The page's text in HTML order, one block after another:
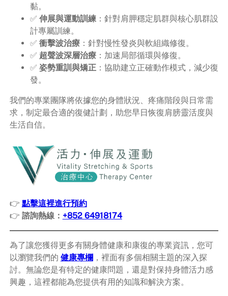
黏。
✅ 伸展與運動訓練：針對肩胛穩定肌群與核心肌群設
計專屬訓練。
✅ 衝擊波治療：針對慢性發炎與軟組織修復。
✅ 超聲波深層治療：加速局部循環與修復。
✅ 姿勢重訓與矯正：協助建立正確動作模式，減少復
發。
我們的專業團隊將依據您的身體狀況、疼痛階段與日常需
求，制定最合適的復健計劃，助您早日恢復肩膀靈活度與
生活自信。
👉 點擊這裡進行預約
👉 諮詢熱線： +852 64918174
為了讓您獲得更多有關身體健康和康復的專業資訊，您可
以瀏覽我們的 健康專欄 ，裡面有多個相關主題的深入探
討。無論您是有特定的健康問題，還是對保持身體活力感
興趣，這裡都能為您提供有用的知識和解決方案。